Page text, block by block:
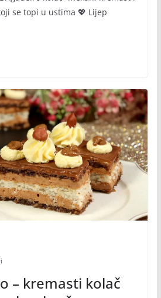
se topi u ustima 💖 Lijep
– kremasti kolač